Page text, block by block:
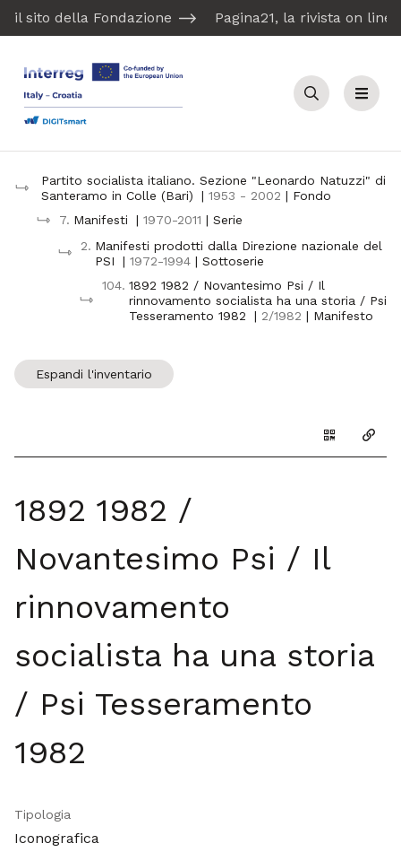
il sito della Fondazione Pagina21, la rivista on line
Cerca Menu
Partito socialista italiano. Sezione "Leonardo Natuzzi" di
Santeramo in Colle (Bari)
| 1953 - 2002 | Fondo
7. Manifesti | 1970-2011 | Serie
2. Manifesti prodotti dalla Direzione nazionale del
PSI
| 1972-1994 | Sottoserie
104. 1892 1982 / Novantesimo Psi / Il
rinnovamento socialista ha una storia / Psi
Tesseramento 1982
| 2/1982 | Manifesto
Espandi l'inventario
Genera il
1892 1982 /
Novantesimo Psi / Il
rinnovamento
socialista ha una storia
/ Psi Tesseramento
1982
Tipologia
Iconografica